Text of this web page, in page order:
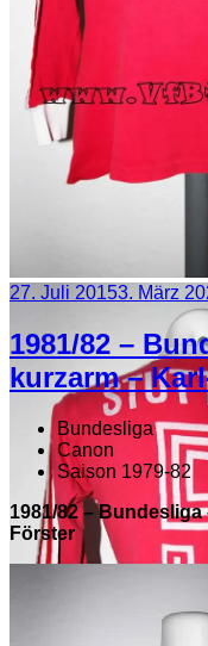
Extrem seltenes
wurde
Saison 1981/82 7.
FC Köln (siehe Foto)
die Rückennummer
Veröffentlicht
27. Juli 20153. März
1981/82 –
kurzarm –
Bundesliga
Canon
Saison 1979-82
1981/82 –
Förster